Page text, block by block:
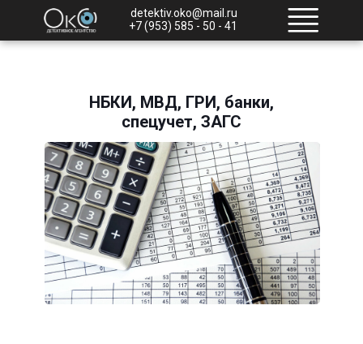
detektiv.oko@mail.ru
+7 (953) 585 - 50 - 41
НБКИ, МВД, ГРИ, банки,
спецучет, ЗАГС